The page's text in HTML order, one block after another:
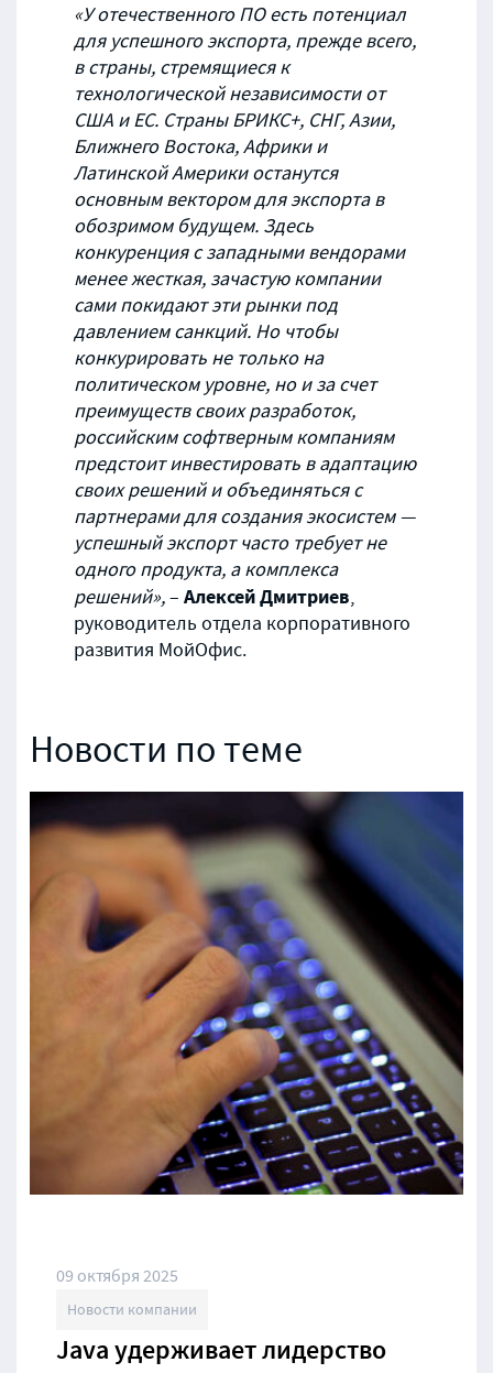
«У отечественного ПО есть потенциал
для успешного экспорта, прежде всего,
в страны, стремящиеся к
технологической независимости от
США и ЕС. Страны БРИКС+, СНГ, Азии,
Ближнего Востока, Африки и
Латинской Америки останутся
основным вектором для экспорта в
обозримом будущем. Здесь
конкуренция с западными вендорами
менее жесткая, зачастую компании
сами покидают эти рынки под
давлением санкций. Но чтобы
конкурировать не только на
политическом уровне, но и за счет
преимуществ своих разработок,
российским софтверным компаниям
предстоит инвестировать в адаптацию
своих решений и объединяться с
партнерами для создания экосистем —
успешный экспорт часто требует не
одного продукта, а комплекса
решений»,– Алексей Дмитриев,
руководитель отдела корпоративного
развития МойОфис.
Новости по теме
09 октября 2025
Новости компании
Java удерживает лидерство